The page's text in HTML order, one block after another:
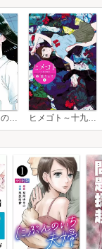
恋は雨上がりのように ヒメゴト～十九歳の制服～